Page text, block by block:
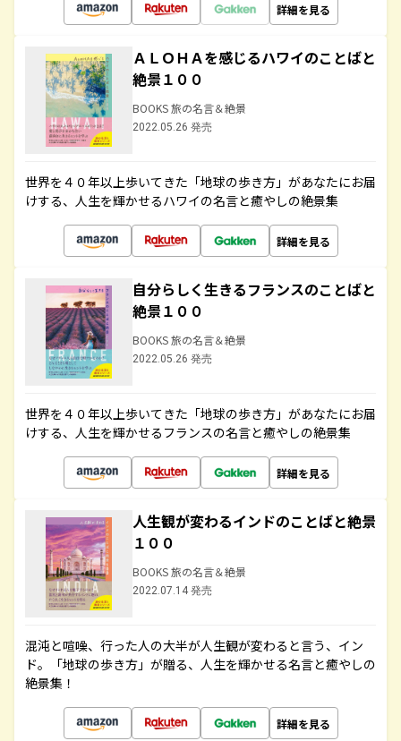
詳細を見る
ＡＬＯＨＡを感じるハワイのことばと
絶景１００
BOOKS 旅の名言＆絶景
2022.05.26 発売
世界を４０年以上歩いてきた「地球の歩き方」があなたにお届
けする、人生を輝かせるハワイの名言と癒やしの絶景集
詳細を見る
自分らしく生きるフランスのことばと
絶景１００
BOOKS 旅の名言＆絶景
2022.05.26 発売
世界を４０年以上歩いてきた「地球の歩き方」があなたにお届
けする、人生を輝かせるフランスの名言と癒やしの絶景集
詳細を見る
人生観が変わるインドのことばと絶景
１００
BOOKS 旅の名言＆絶景
2022.07.14 発売
混沌と喧噪、行った人の大半が人生観が変わると言う、イン
ド。「地球の歩き方」が贈る、人生を輝かせる名言と癒やしの
絶景集！
詳細を見る